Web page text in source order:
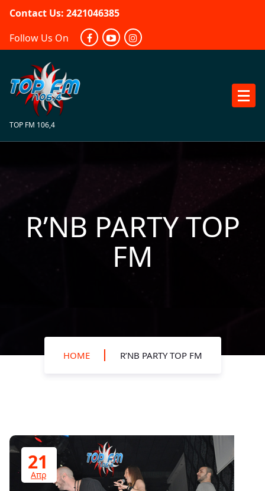
Skip
content
Contact Us: 2421046385
Follow Us On
TOP FM 106,4
R’NB PARTY TOP
FM
HOME R’NB PARTY TOP FM
21
Απρ